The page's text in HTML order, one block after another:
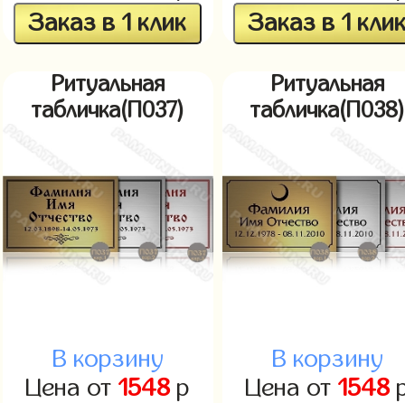
Заказ в 1 клик
Заказ в 1
Ритуальная
табличка(П037)
В корзину
Цена от 1548 р
Ритуальная
табличка(П038)
В корзину
Цена от 1548